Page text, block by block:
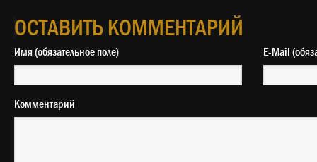
ОСТАВИТЬ КОММЕНТАРИЙ
Имя (обязательное поле) E-Mail
Комментарий